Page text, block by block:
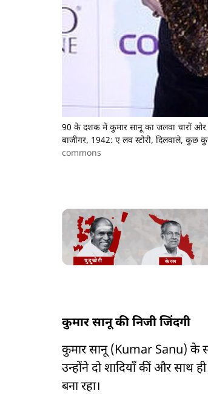
90 के दशक में कुमार सानू का जलवा चारों ओर
बाजीगर, 1942: ए लव स्टोरी, दिलवाले, कुछ
commons
कुमार सानू की निजी जिंदगी
कुमार सानू (Kumar Sanu) के
उन्होंने दो शादियाँ कीं और साथ
बना रहा।